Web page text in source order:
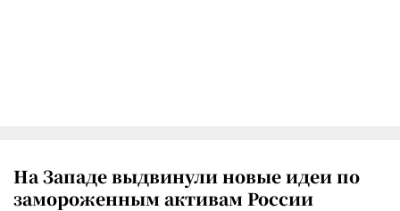
На Западе выдвинули новые идеи по
замороженным активам России